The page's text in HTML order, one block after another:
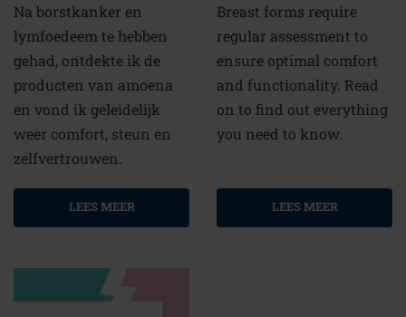
Na borstkanker en
lymfoedeem te hebben
gehad, ontdekte ik de
producten van amoena
en vond ik geleidelijk
weer comfort, steun en
zelfvertrouwen.
LEES MEER
Breast forms require
regular assessment to
ensure optimal comfort
and functionality. Read
on to find out everything
you need to know.
LEES MEER